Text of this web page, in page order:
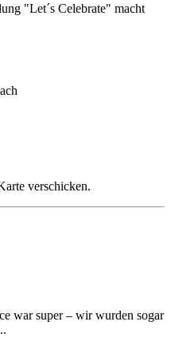
"Let´s Celebrate" macht
verschicken.
war super – wir wurden sogar